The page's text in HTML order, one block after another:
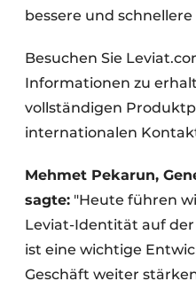
bessere und
Besuchen Sie
Informationen zu
vollständigen
internationalen
Mehmet Pekarun,
sagte: "Heute führen
Leviat-Identität auf der
ist eine wichtige
Geschäft weiter